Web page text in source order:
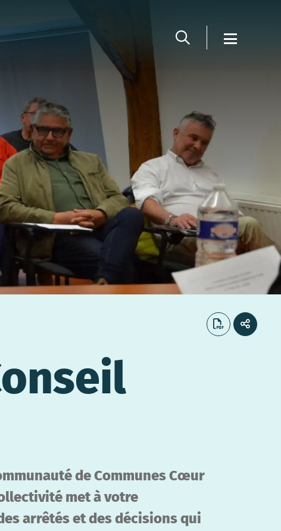
de Communes Cœur
met à votre
arrêtés et des décisions qui